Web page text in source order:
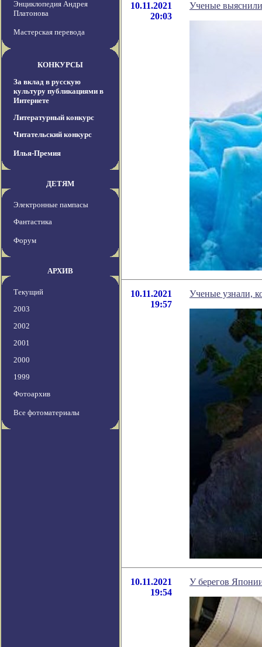
Энциклопедия Андрея
Платонова
Мастерская перевода
КОНКУРСЫ
За вклад в русскую
культуру публикациями в
Интернете
Литературный конкурс
Читательский конкурс
Илья-Премия
ДЕТЯМ
Электронные пампасы
Фантастика
Форум
АРХИВ
Текущий
2003
2002
2001
2000
1999
Фотоархив
Все фотоматериалы
10.11.2021
20:03
Ученые
10.11.2021
19:57
Ученые узнали,
10.11.2021
19:54
У берегов Японии